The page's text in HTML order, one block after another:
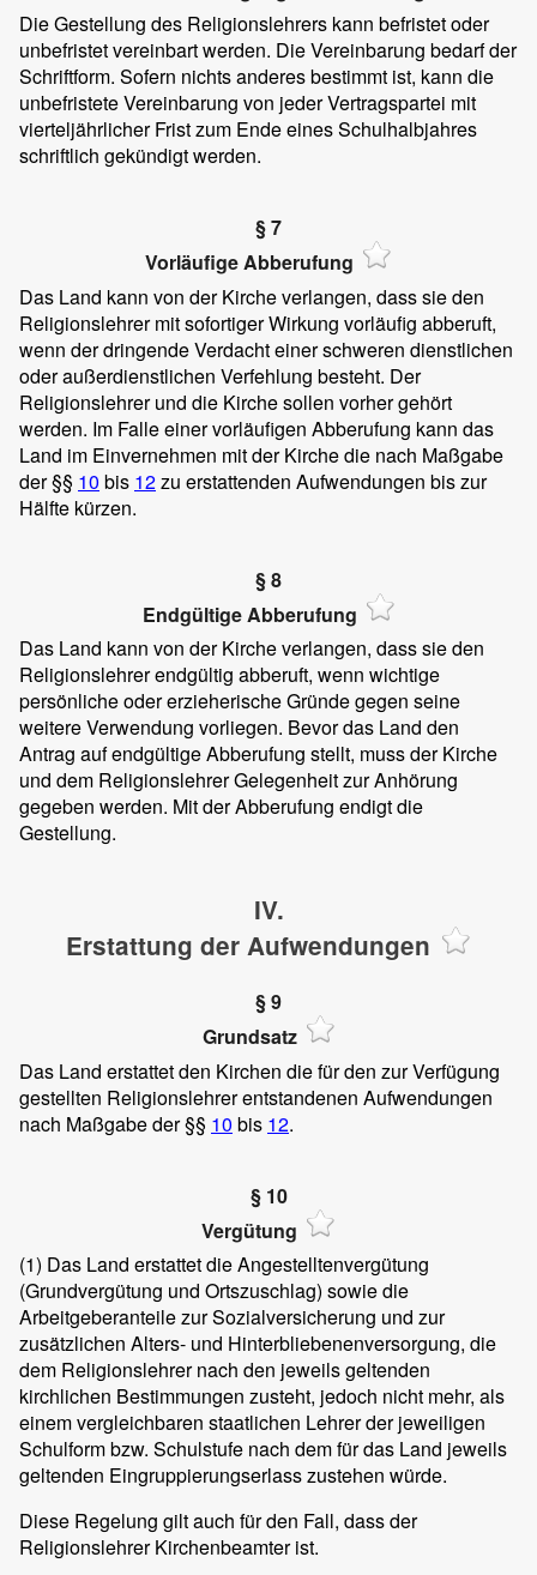
Die Gestellung des Religionslehrers kann befristet oder
unbefristet vereinbart werden. Die Vereinbarung bedarf der
Schriftform. Sofern nichts anderes bestimmt ist, kann die
unbefristete Vereinbarung von jeder Vertragspartei mit
vierteljährlicher Frist zum Ende eines Schulhalbjahres
schriftlich gekündigt werden.
§ 7
Vorläufige Abberufung
Das Land kann von der Kirche verlangen, dass sie den
Religionslehrer mit sofortiger Wirkung vorläufig abberuft,
wenn der dringende Verdacht einer schweren dienstlichen
oder außerdienstlichen Verfehlung besteht. Der
Religionslehrer und die Kirche sollen vorher gehört
werden. Im Falle einer vorläufigen Abberufung kann das
Land im Einvernehmen mit der Kirche die nach Maßgabe
der §§ 10 bis 12zu erstattenden Aufwendungen bis zur
Hälfte kürzen.
§ 8
Endgültige Abberufung
Das Land kann von der Kirche verlangen, dass sie den
Religionslehrer endgültig abberuft, wenn wichtige
persönliche oder erzieherische Gründe gegen seine
weitere Verwendung vorliegen. Bevor das Land den
Antrag auf endgültige Abberufung stellt, muss der Kirche
und dem Religionslehrer Gelegenheit zur Anhörung
gegeben werden. Mit der Abberufung endigt die
Gestellung.
IV.
Erstattung der Aufwendungen
§ 9
Grundsatz
Das Land erstattet den Kirchen die für den zur Verfügung
gestellten Religionslehrer entstandenen Aufwendungen
nach Maßgabe der §§ 10 bis 12.
§ 10
Vergütung
(1) Das Land erstattet die Angestelltenvergütung
(Grundvergütung und Ortszuschlag) sowie die
Arbeitgeberanteile zur Sozialversicherung und zur
zusätzlichen Alters- und Hinterbliebenenversorgung, die
dem Religionslehrer nach den jeweils geltenden
kirchlichen Bestimmungen zusteht, jedoch nicht mehr, als
einem vergleichbaren staatlichen Lehrer der jeweiligen
Schulform bzw. Schulstufe nach dem für das Land jeweils
geltenden Eingruppierungserlass zustehen würde.
Diese Regelung gilt auch für den Fall, dass der
Religionslehrer Kirchenbeamter ist.